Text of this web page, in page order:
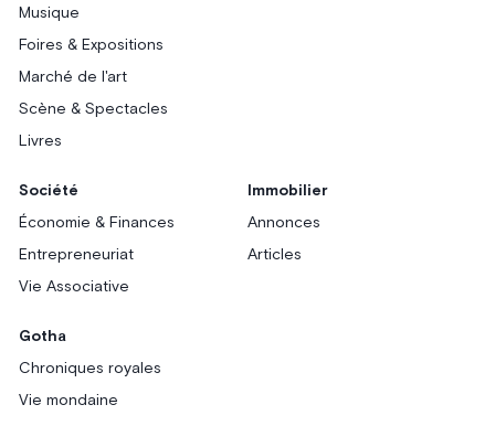
Musique
Foires & Expositions
Marché de l'art
Scène & Spectacles
Livres
Société
Économie & Finances
Entrepreneuriat
Vie Associative
Immobilier
Annonces
Articles
Gotha
Chroniques royales
Vie mondaine